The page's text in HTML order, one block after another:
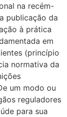
na recém-
publicação da
à prática
em
(princípio
normativa da
um modo ou
reguladores
para sua